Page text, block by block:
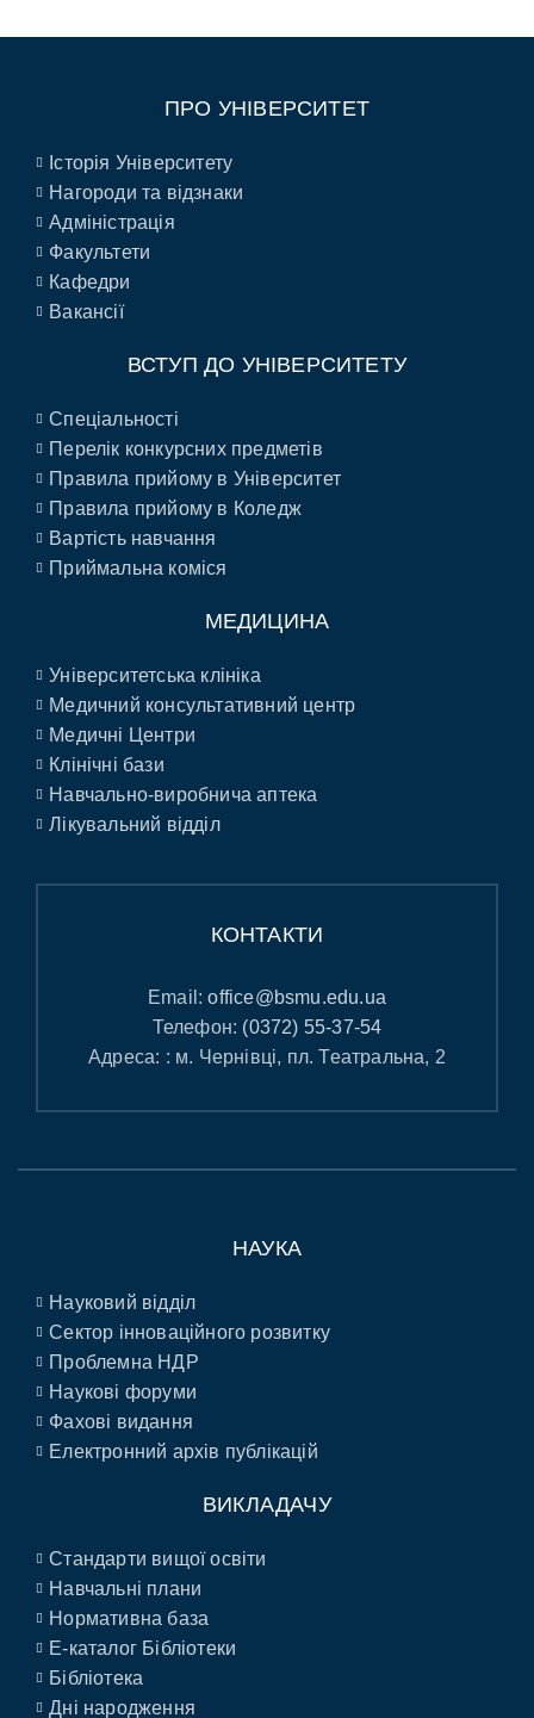
ПРО УНІВЕРСИТЕТ
Історія Університету
Нагороди та відзнаки
Адміністрація
Факультети
Кафедри
Вакансії
ВСТУП ДО УНІВЕРСИТЕТУ
Спеціальності
Перелік конкурсних предметів
Правила прийому в Університет
Правила прийому в Коледж
Вартість навчання
Приймальна коміся
МЕДИЦИНА
Університетська клініка
Медичний консультативний центр
Медичні Центри
Клінічні бази
Навчально-виробнича аптека
Лікувальний відділ
КОНТАКТИ
Email:office@bsmu.edu.ua
Телефон: (0372) 55-37-54
Адреса: : м. Чернівці, пл. Театральна, 2
НАУКА
Науковий відділ
Сектор інноваційного розвитку
Проблемна НДР
Наукові форуми
Фахові видання
Електронний архів публікацій
ВИКЛАДАЧУ
Стандарти вищої освіти
Навчальні плани
Нормативна база
E-каталог Бібліотеки
Бібліотека
Дні народження